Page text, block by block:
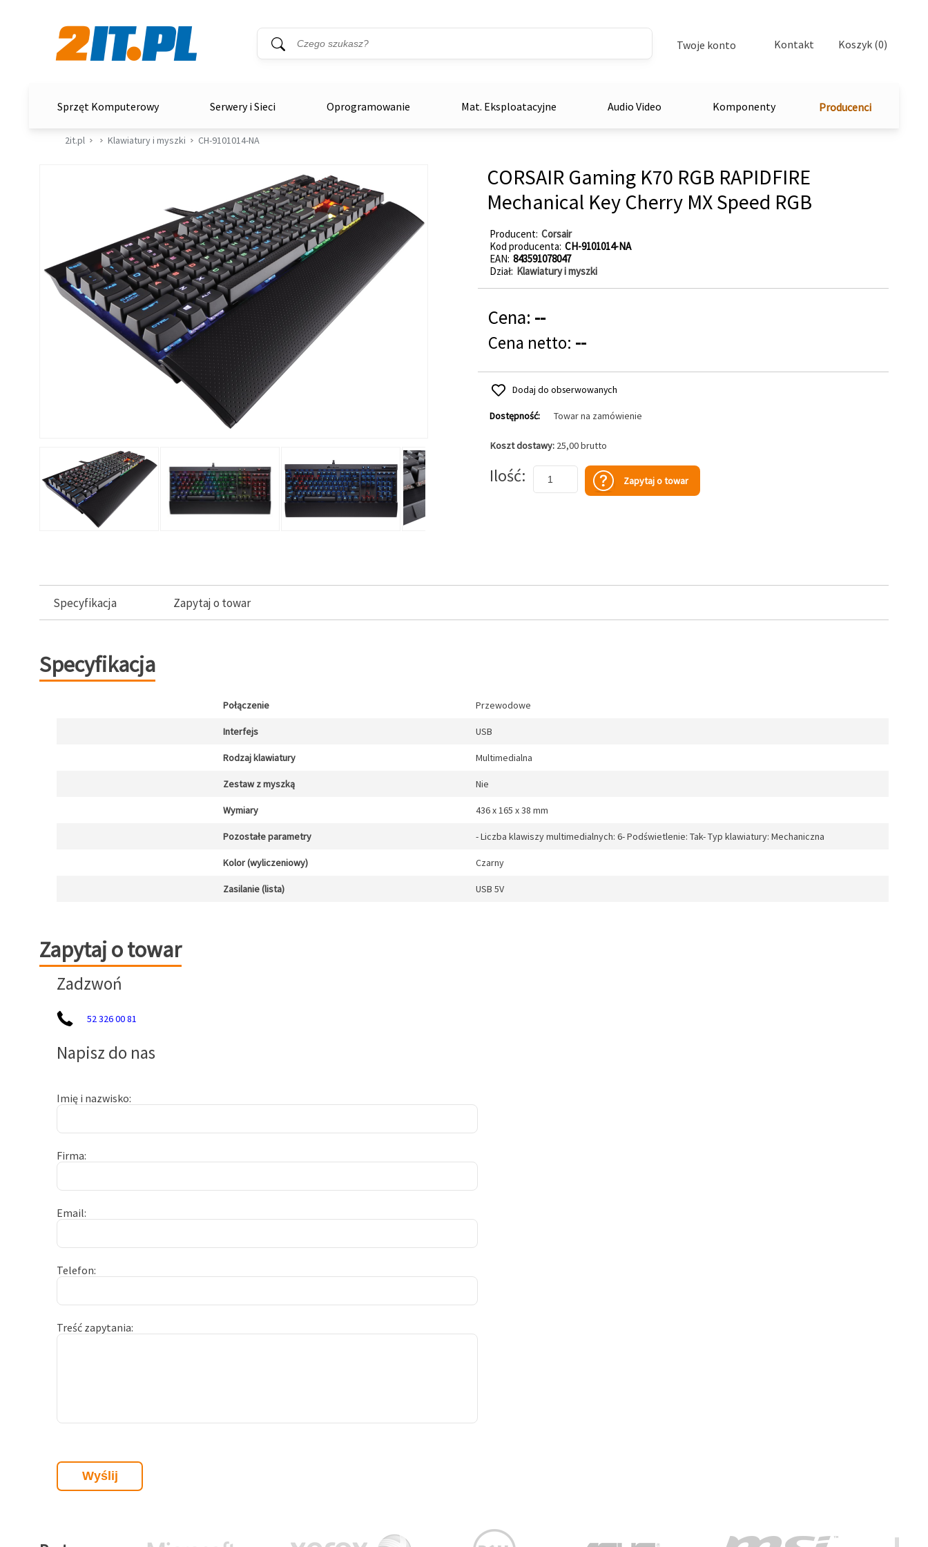
Wyszukiwarka
Słowo kluczowe
Twoje konto Kontakt Koszyk (0)
Sprzęt Komputerowy Serwery i Sieci Oprogramowanie Mat. Eksploatacyjne Audio Video Komponenty Producenci
2it.pl Klawiatury i myszki CH-9101014-NA
CORSAIR Gaming K70 RGB RAPIDFIRE
Mechanical Key Cherry MX Speed RGB
Producent Corsair
Kod producenta CH-9101014-NA
EAN 843591078047
Dział Klawiatury i myszki
Cena: --
Cena netto: --
Dodaj do obserwowanych
Dostępność: Towar na zamówienie
Koszt dostawy: 25,00 brutto
Ilość Zapytaj o towar
Specyfikacja Zapytaj o towar
Specyfikacja
Połączenie Przewodowe
Interfejs USB
Rodzaj klawiatury Multimedialna
Zestaw z myszką Nie
Wymiary 436 x 165 x 38 mm
Pozostałe parametry - Liczba klawiszy multimedialnych: 6- Podświetlenie: Tak- Typ klawiatury: Mechaniczna
Kolor (wyliczeniowy) Czarny
Zasilanie (lista) USB 5V
Zapytaj o towar
Zapytaj o towar
Zadzwoń
52 326 00 81
Napisz do nas
Imię i nazwisko
Firma
Email
Telefon
Treść zapytania